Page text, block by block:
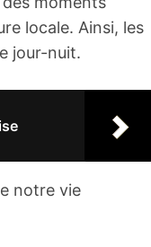
locale. Ainsi, les
jour-nuit.
notre vie